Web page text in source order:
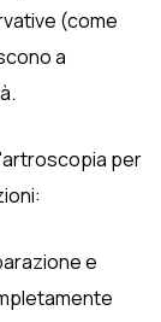
(come
a
per
e